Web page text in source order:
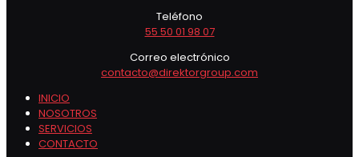
Teléfono
55 50 01 98 07
Correo electrónico
contacto@direktorgroup.com
INICIO
NOSOTROS
SERVICIOS
CONTACTO